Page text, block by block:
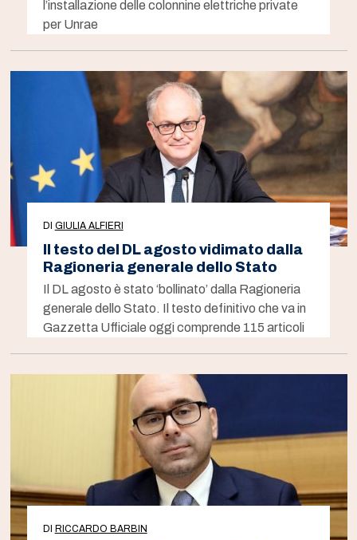
l’installazione delle colonnine elettriche private
per Unrae
DI GIULIA ALFIERI
Il testo del DL agosto vidimato dalla
Ragioneria generale dello Stato
Il DL agosto è stato ‘bollinato’ dalla Ragioneria
generale dello Stato. Il testo definitivo che va in
Gazzetta Ufficiale oggi comprende 115 articoli
DI RICCARDO BARBIN